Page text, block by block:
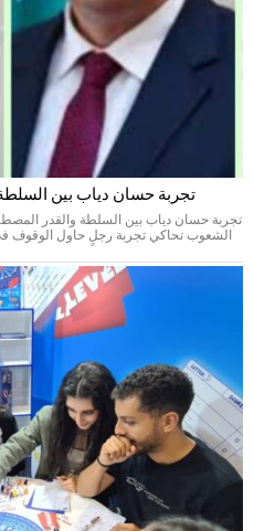
تجربة حسان دياب بين
تجربة حسان دياب بين السلطة والقدر
الشعوب تحاكي تجربة رجلٍ حاول الوقوف